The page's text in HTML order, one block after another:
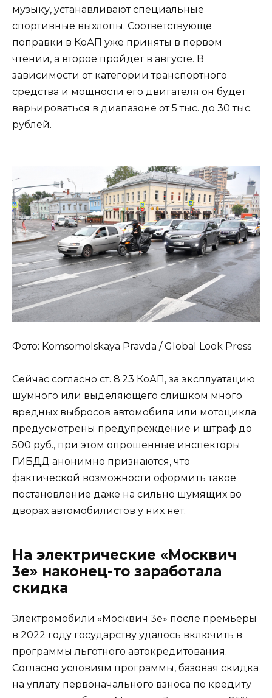
музыку, устанавливают специальные
спортивные выхлопы. Соответствующе
поправки в КоАП уже приняты в первом
чтении, а второе пройдет в августе. В
зависимости от категории транспортного
средства и мощности его двигателя он будет
варьироваться в диапазоне от 5 тыс. до 30 тыс.
рублей.
Фото: Komsomolskaya Pravda / Global Look Press
Сейчас согласно ст. 8.23 КоАП, за эксплуатацию
шумного или выделяющего слишком много
вредных выбросов автомобиля или мотоцикла
предусмотрены предупреждение и штраф до
500 руб., при этом опрошенные инспекторы
ГИБДД анонимно признаются, что
фактической возможности оформить такое
постановление даже на сильно шумящих во
дворах автомобилистов у них нет.
На электрические «Москвич
3е» наконец-то заработала
скидка
Электромобили «Москвич 3е» после премьеры
в 2022 году государству удалось включить в
программы льготного автокредитования.
Согласно условиям программы, базовая скидка
на уплату первоначального взноса по кредиту